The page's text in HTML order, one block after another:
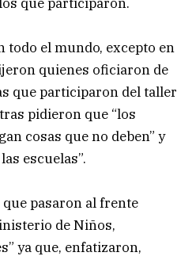
todo el mundo, excepto en
quienes oficiaron de
que participaron del taller
pidieron que “los
cosas que no deben” y
escuelas”.
pasaron al frente
de Niños,
ya que, enfatizaron,